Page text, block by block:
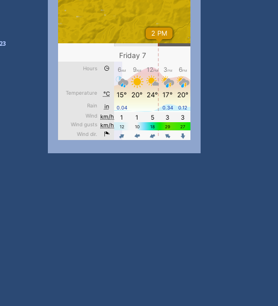
#PipIvanToday #PipIvanWeather
...
pimrec_project